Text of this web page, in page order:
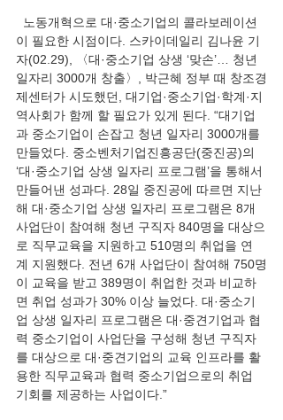
이 필요한 시점이다. 스카이데일리 김나윤 기
자(02.29), 〈대·중소기업 상생 ‘맞손’… 청년
일자리 3000개 창출〉, 박근혜 정부 때 창조경
제센터가 시도했던, 대기업·중소기업·학계·지
역사회가 함께 할 필요가 있게 된다. “대기업
과 중소기업이 손잡고 청년 일자리 3000개를
만들었다. 중소벤처기업진흥공단(중진공)의
‘대·중소기업 상생 일자리 프로그램’을 통해서
만들어낸 성과다. 28일 중진공에 따르면 지난
해 대·중소기업 상생 일자리 프로그램은 8개
사업단이 참여해 청년 구직자 840명을 대상으
로 직무교육을 지원하고 510명의 취업을 연
계 지원했다. 전년 6개 사업단이 참여해 750명
이 교육을 받고 389명이 취업한 것과 비교하
면 취업 성과가 30% 이상 늘었다. 대·중소기
업 상생 일자리 프로그램은 대·중견기업과 협
력 중소기업이 사업단을 구성해 청년 구직자
를 대상으로 대·중견기업의 교육 인프라를 활
용한 직무교육과 협력 중소기업으로의 취업
기회를 제공하는 사업이다.”